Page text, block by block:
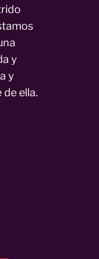
y
y
ella.